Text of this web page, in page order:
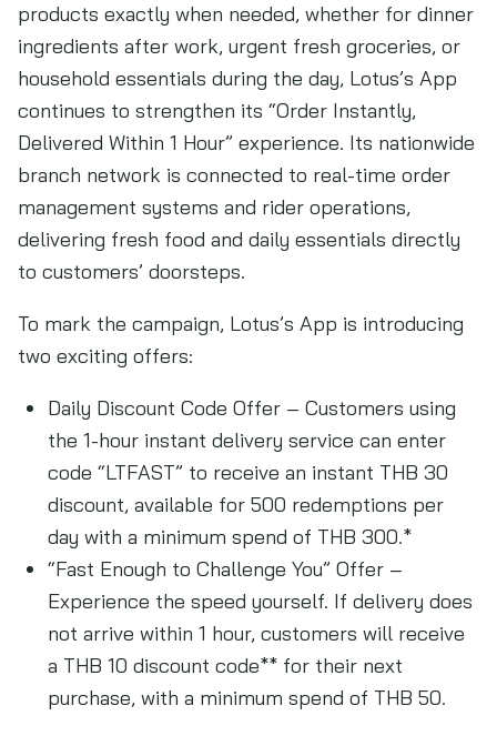
products exactly when needed, whether for dinner
ingredients after work, urgent fresh groceries, or
household essentials during the day, Lotus’s App
continues to strengthen its “Order Instantly,
Delivered Within 1 Hour” experience. Its nationwide
branch network is connected to real-time order
management systems and rider operations,
delivering fresh food and daily essentials directly
to customers’ doorsteps.
To mark the campaign, Lotus’s App is introducing
two exciting offers:
Daily Discount Code Offer – Customers using
the 1-hour instant delivery service can enter
code “LTFAST” to receive an instant THB 30
discount, available for 500 redemptions per
day with a minimum spend of THB 300.*
“Fast Enough to Challenge You” Offer –
Experience the speed yourself. If delivery does
not arrive within 1 hour, customers will receive
a THB 10 discount code** for their next
purchase, with a minimum spend of THB 50.